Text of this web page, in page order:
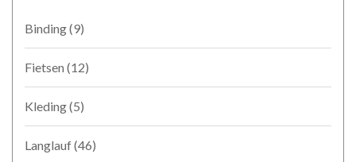
Binding(9)
Fietsen (12)
Kleding(5)
Langlauf(46)